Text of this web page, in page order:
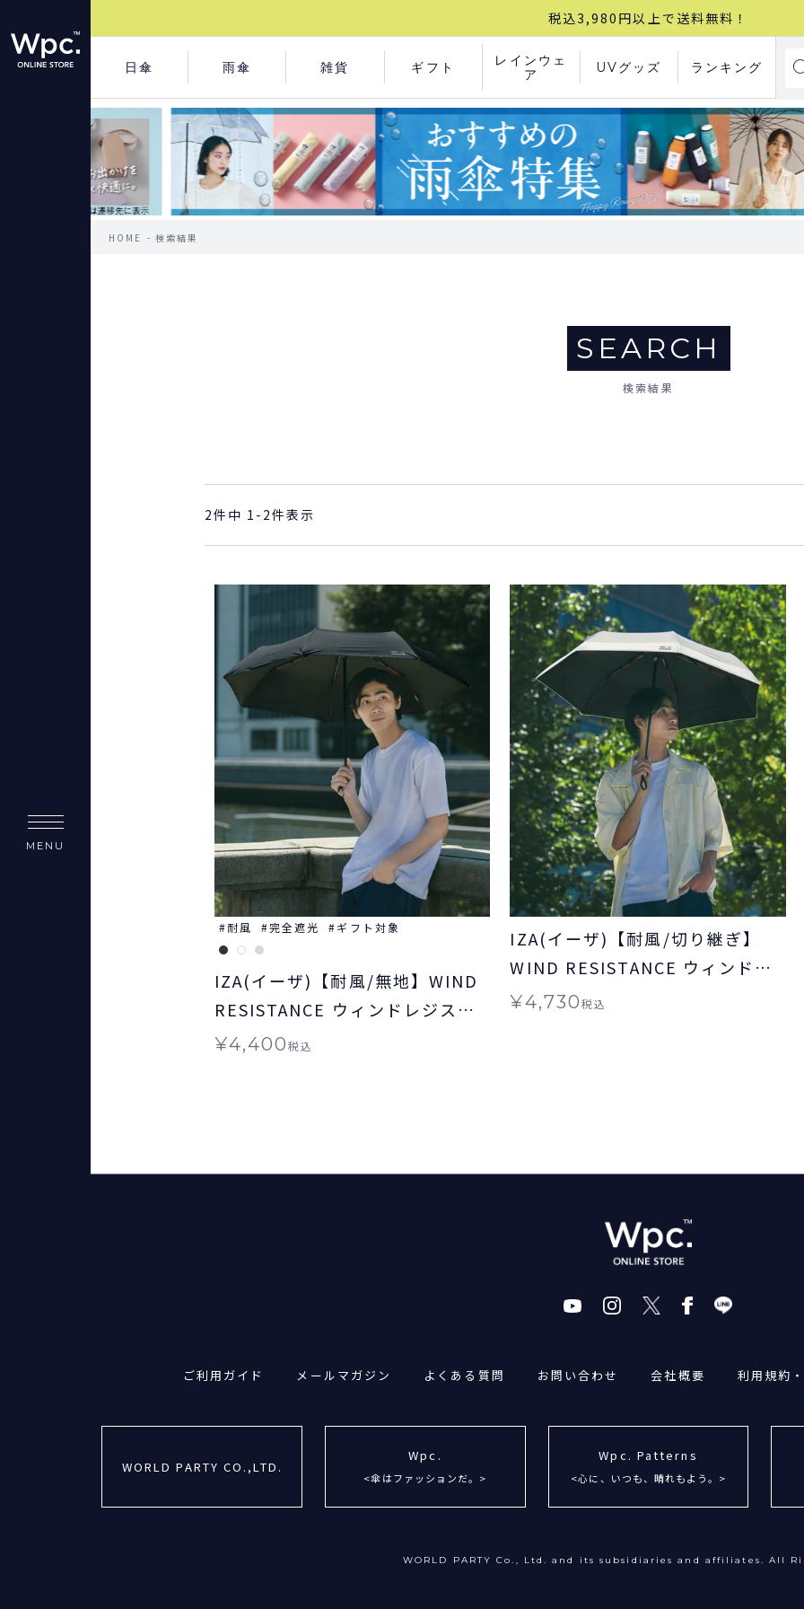
税込3,980円以上で送料無料！
日傘 雨傘 雑貨 ギフト
レインウェ
ア
UVグッズ ランキング
HOME 検索結果
SEARCH
検索結果
2件中 1 - 2件表示
耐風 完全遮光 ギフト対象
IZA(イーザ)【耐風/無地】WIND
RESISTANCE ウィンドレジスタ
ンス 日傘 折りたたみ ギフト対象
¥4,400税込
IZA(イーザ)【耐風/切り継ぎ】
WIND RESISTANCE ウィンドレ
ジスタンス 日傘 折りたたみ ギフ
¥4,730税込
ご利用ガイド メールマガジン よくある質問 お問い合わせ 会社概要 利用規約
WORLD PARTY CO.,LTD.
Wpc.
<傘はファッションだ。>
Wpc. Patterns
<心に、いつも、晴れもよう。>
WORLD PARTY Co., Ltd. and its subsidiariesand affiliates. All
MENU